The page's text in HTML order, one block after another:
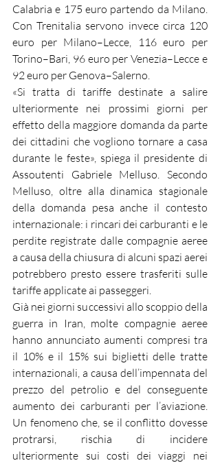
Calabria e 175 euro partendo da Milano.
Con Trenitalia servono invece circa 120
euro per Milano–Lecce, 116 euro per
Torino–Bari, 96 euro per Venezia–Lecce e
92 euro per Genova–Salerno.
«Si tratta di tariffe destinate a salire
ulteriormente nei prossimi giorni per
effetto della maggiore domanda da parte
dei cittadini che vogliono tornare a casa
durante le feste», spiega il presidente di
Assoutenti Gabriele Melluso. Secondo
Melluso, oltre alla dinamica stagionale
della domanda pesa anche il contesto
internazionale: i rincari dei carburanti e le
perdite registrate dalle compagnie aeree
a causa della chiusura di alcuni spazi aerei
potrebbero presto essere trasferiti sulle
tariffe applicate ai passeggeri.
Già nei giorni successivi allo scoppio della
guerra in Iran, molte compagnie aeree
hanno annunciato aumenti compresi tra
il 10% e il 15% sui biglietti delle tratte
internazionali, a causa dell’impennata del
prezzo del petrolio e del conseguente
aumento dei carburanti per l’aviazione.
Un fenomeno che, se il conflitto dovesse
protrarsi, rischia di incidere
ulteriormente sui costi dei viaggi nei